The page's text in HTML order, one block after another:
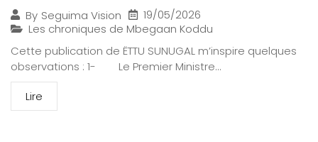
By Seguima Vision
19/05/2026
Les chroniques de Mbegaan Koddu
Cette publication de ËTTU SUNUGAL m’inspire quelques
observations : 1- Le Premier Ministre...
Lire